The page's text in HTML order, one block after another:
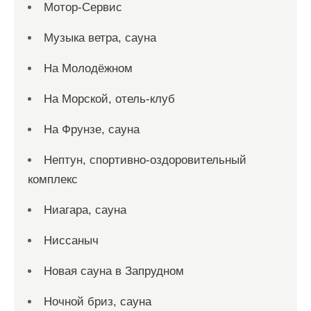
Мотор-Сервис
Музыка ветра, сауна
На Молодёжном
На Морской, отель-клуб
На Фрунзе, сауна
Нептун, спортивно-оздоровительный
комплекс
Ниагара, сауна
Ниссаныч
Новая сауна в Запрудном
Ночной бриз, сауна